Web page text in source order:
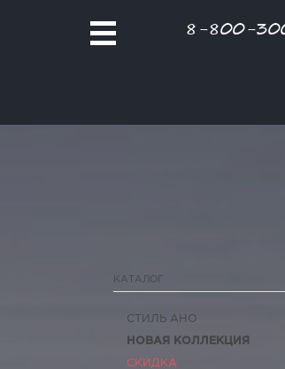
8-800-
КАТАЛОГ
СТИЛЬ АНО
НОВАЯ КОЛЛЕКЦИЯ
СКИДКА